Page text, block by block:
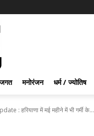
मनोरंजन धर्म / ज्योतिष
: हरियाणा में मई महीने में भी गर्मी के...